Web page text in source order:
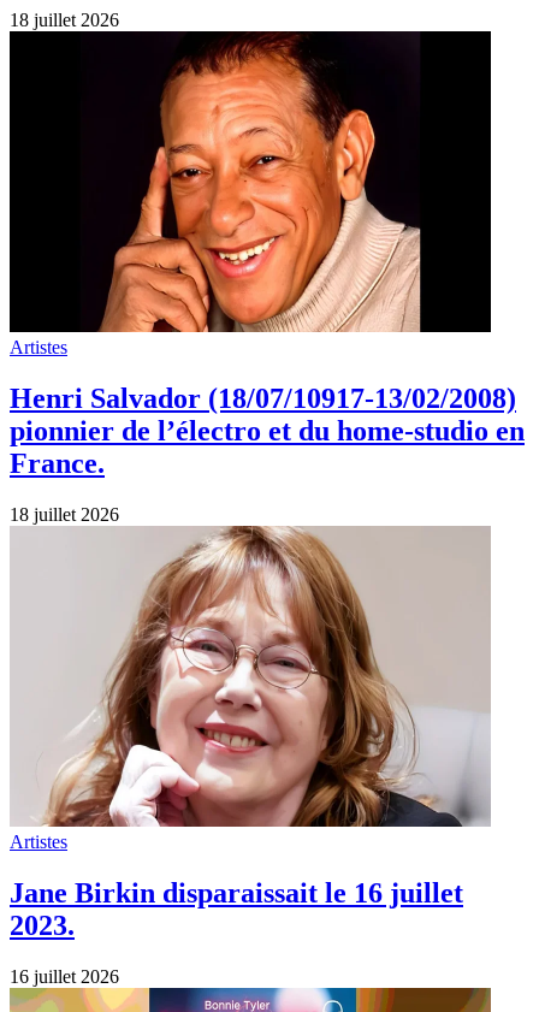
18 juillet 2026
Artistes
Henri Salvador (18/07/10917-13/02/2008)
pionnier de l’électro et du home‑studio en
France.
18 juillet 2026
Artistes
Jane Birkin disparaissait le 16 juillet
2023.
16 juillet 2026